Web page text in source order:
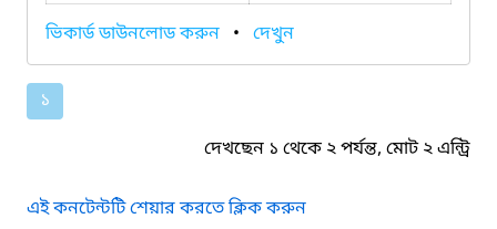
ভিকার্ড ডাউনলোড করুন • দেখুন
১
দেখছেন ১ থেকে ২ পর্যন্ত, মোট ২ এন্ট্রি
এই কনটেন্টটি শেয়ার করতে ক্লিক করুন